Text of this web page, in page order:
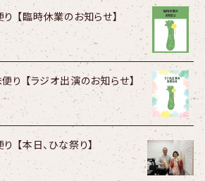
３ へちま便り 【臨時休業のお知らせ】
３．１１ へちま便り 【ラジオ出演のお知らせ】
３ へちま便り 【本日、ひな祭り】